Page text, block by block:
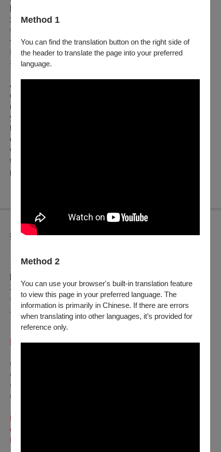
Method 1
You can find the translation button on the right side of
the header to translate the page into your preferred
language.
Method 2
You can use your browser's built-in translation feature
to view this page in your preferred language. The
information is primarily in Chinese. If there are errors
when translating into other languages, it’s provided for
reference only.
演。1985年初執導演筒即嶄露頭角，首作《女人心》更成為當
年票房最高電影之一。有別於同期香港電影的粗獷寫實，邱剛
健以細膩婉轉的筆觸探入現代女性的內心世界，盡顯雅致的文
藝風範。關錦鵬多年後憶起與其合作的經驗，依然難忘邱剛健
在創作上嚴苛自求，以及對劇本的極致嚴謹。
After eight years of marriage, Pao-er separates from her
unfaithful husband and seeks solace with single friends to
navigate loneliness, while her ex-husband, bored with his
young lover, longs for her care. Reunited, they find the friction
between domesticity and freedom unresolved. Marking the
directorial debut and box-office hit of Stanley Kwan, who
worked under New Wave masters since the late 1970s, the
film, scripted by Chiu Kang-chien, explores the modern female
psyche with a witty look at intimacy.
折扣方案
1. 凡持文化幣APP購買本中心電影票券，可享會員優惠價（僅
限於 OPENTIX 網站與 App 線上折抵，實體交易不適用）。
2. 憑文化幣購買「文化幣特選場票券」（場次有「文」圖樣
者），可享兩人同行，一人免費優惠（無法與其他優惠合併使
用）。
「本月套票」：任選7月檔期 6 張票（不含童心電影院、怪奇
比莉演唱會3D電影），特價990元
◎ 全票｜220元／張
◎ TFAI會員票｜學生票 180元／張
◎ 孩童票｜敬老票 110元／張
◎ 身心障礙票｜本場次設有身心障礙席次可免費索取
Monthly Ticket Bundle: NTD 990 for 6 tickets to any screening
of the program (excluding
Hit Me Hard and Soft: The Tour